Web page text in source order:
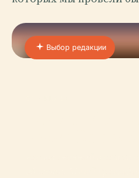
Выбор редакции